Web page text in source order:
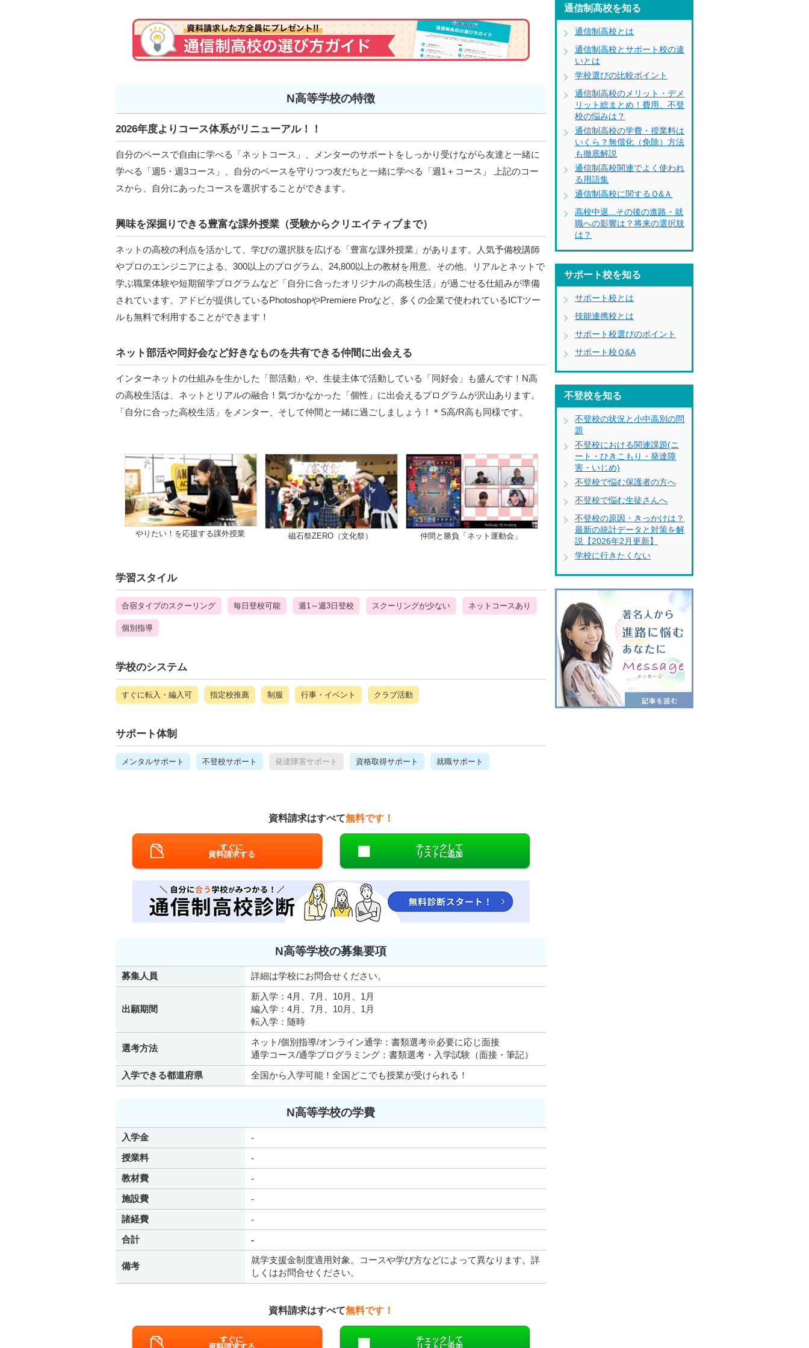
N高等学校の特徴
2026年度よりコース体系がリニューアル！！
自分のペースで自由に学べる「ネットコース」、メンターのサポートをしっかり受けながら友達と一緒に
学べる「週5・週3コース」、自分のペースを守りつつ友だちと一緒に学べる「週1＋コース」 上記のコー
スから、自分にあったコースを選択することができます。
興味を深掘りできる豊富な課外授業（受験からクリエイティブまで）
ネットの高校の利点を活かして、学びの選択肢を広げる「豊富な課外授業」があります。人気予備校講師
やプロのエンジニアによる、300以上のプログラム、24,800以上の教材を用意。その他、リアルとネットで
学ぶ職業体験や短期留学プログラムなど「自分に合ったオリジナルの高校生活」が過ごせる仕組みが準備
されています。アドビが提供しているPhotoshopやPremiere Proなど、多くの企業で使われているICTツー
ルも無料で利用することができます！
ネット部活や同好会など好きなものを共有できる仲間に出会える
インターネットの仕組みを生かした「部活動」や、生徒主体で活動している「同好会」も盛んです！N高
の高校生活は、ネットとリアルの融合！気づかなかった「個性」に出会えるプログラムが沢山あります。
「自分に合った高校生活」をメンター、そして仲間と一緒に過ごしましょう！＊S高/R高も同様です。
やりたい！を応援する課外授業 磁石祭ZERO（文化祭） 仲間と勝負「ネット運動会」
学習スタイル
合宿タイプのスクーリング 毎日登校可能 週1～週3日登校 スクーリングが少ない ネットコースあり
個別指導
学校のシステム
すぐに転入・編入可 指定校推薦 制服 行事・イベント クラブ活動
サポート体制
メンタルサポート 不登校サポート 発達障害サポート 資格取得サポート 就職サポート
資料請求はすべて無料です！
すぐに
資料請求する
チェックして
リストに追加
N高等学校の募集要項
募集人員 詳細は学校にお問合せください。
出願期間
新入学：4月、7月、10月、1月
編入学：4月、7月、10月、1月
転入学：随時
選考方法
ネット/個別指導/オンライン通学：書類選考※必要に応じ面接
通学コース/通学プログラミング：書類選考・入学試験（面接・筆記）
入学できる都道府県
全国から入学可能！全国どこでも授業が受けられる！
N高等学校の学費
入学金
-
授業料
-
教材費
-
施設費
-
諸経費
-
合計
-
備考
就学支援金制度適用対象。コースや学び方などによって異なります。詳
しくはお問合せください。
資料請求はすべて無料です！
すぐに
チェックして
通信制高校を知る
通信制高校とは
通信制高校とサポート校の違
いとは
学校選びの比較ポイント
通信制高校のメリット・デメ
リット総まとめ！費用、不登
校の悩みは？
通信制高校の学費・授業料は
いくら？無償化（免除）方法
も徹底解説
通信制高校関連でよく使われ
る用語集
通信制高校に関するＱ&Ａ
高校中退...その後の進路・就
職への影響は？将来の選択肢
は？
サポート校を知る
サポート校とは
技能連携校とは
サポート校選びのポイント
サポート校Ｑ&A
不登校を知る
不登校の状況と小中高別の問
題
不登校における関連課題(ニ
ート・ひきこもり・発達障
害・いじめ)
不登校で悩む保護者の方へ
不登校で悩む生徒さんへ
不登校の原因・きっかけは？
最新の統計データと対策を解
説【2026年2月更新】
学校に行きたくない